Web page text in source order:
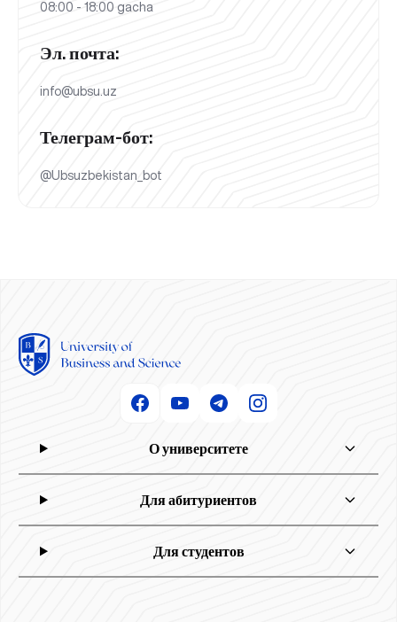
08:00 - 18:00 gacha
Эл. почта:
info@ubsu.uz
Телеграм-бот:
@Ubsuzbekistan_bot
О университете
Для абитуриентов
Для студентов